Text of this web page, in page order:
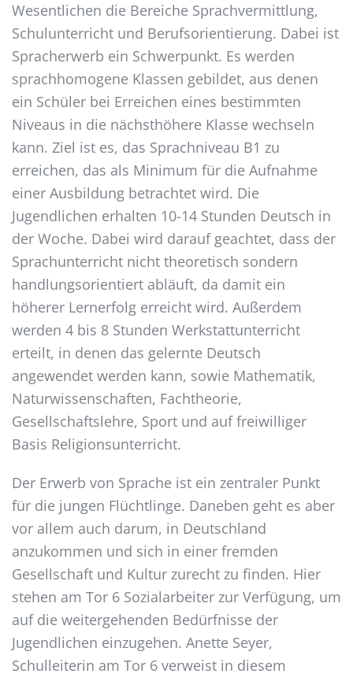
Wesentlichen die Bereiche Sprachvermittlung,
Schulunterricht und Berufsorientierung. Dabei ist
Spracherwerb ein Schwerpunkt. Es werden
sprachhomogene Klassen gebildet, aus denen
ein Schüler bei Erreichen eines bestimmten
Niveaus in die nächsthöhere Klasse wechseln
kann. Ziel ist es, das Sprachniveau B1 zu
erreichen, das als Minimum für die Aufnahme
einer Ausbildung betrachtet wird. Die
Jugendlichen erhalten 10-14 Stunden Deutsch in
der Woche. Dabei wird darauf geachtet, dass der
Sprachunterricht nicht theoretisch sondern
handlungsorientiert abläuft, da damit ein
höherer Lernerfolg erreicht wird. Außerdem
werden 4 bis 8 Stunden Werkstattunterricht
erteilt, in denen das gelernte Deutsch
angewendet werden kann, sowie Mathematik,
Naturwissenschaften, Fachtheorie,
Gesellschaftslehre, Sport und auf freiwilliger
Basis Religionsunterricht.
Der Erwerb von Sprache ist ein zentraler Punkt
für die jungen Flüchtlinge. Daneben geht es aber
vor allem auch darum, in Deutschland
anzukommen und sich in einer fremden
Gesellschaft und Kultur zurecht zu finden. Hier
stehen am Tor 6 Sozialarbeiter zur Verfügung, um
auf die weitergehenden Bedürfnisse der
Jugendlichen einzugehen. Anette Seyer,
Schulleiterin am Tor 6 verweist in diesem